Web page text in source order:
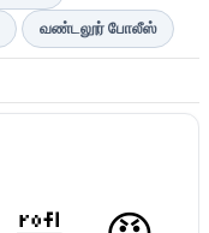
வண்டலூர் போலீஸ்